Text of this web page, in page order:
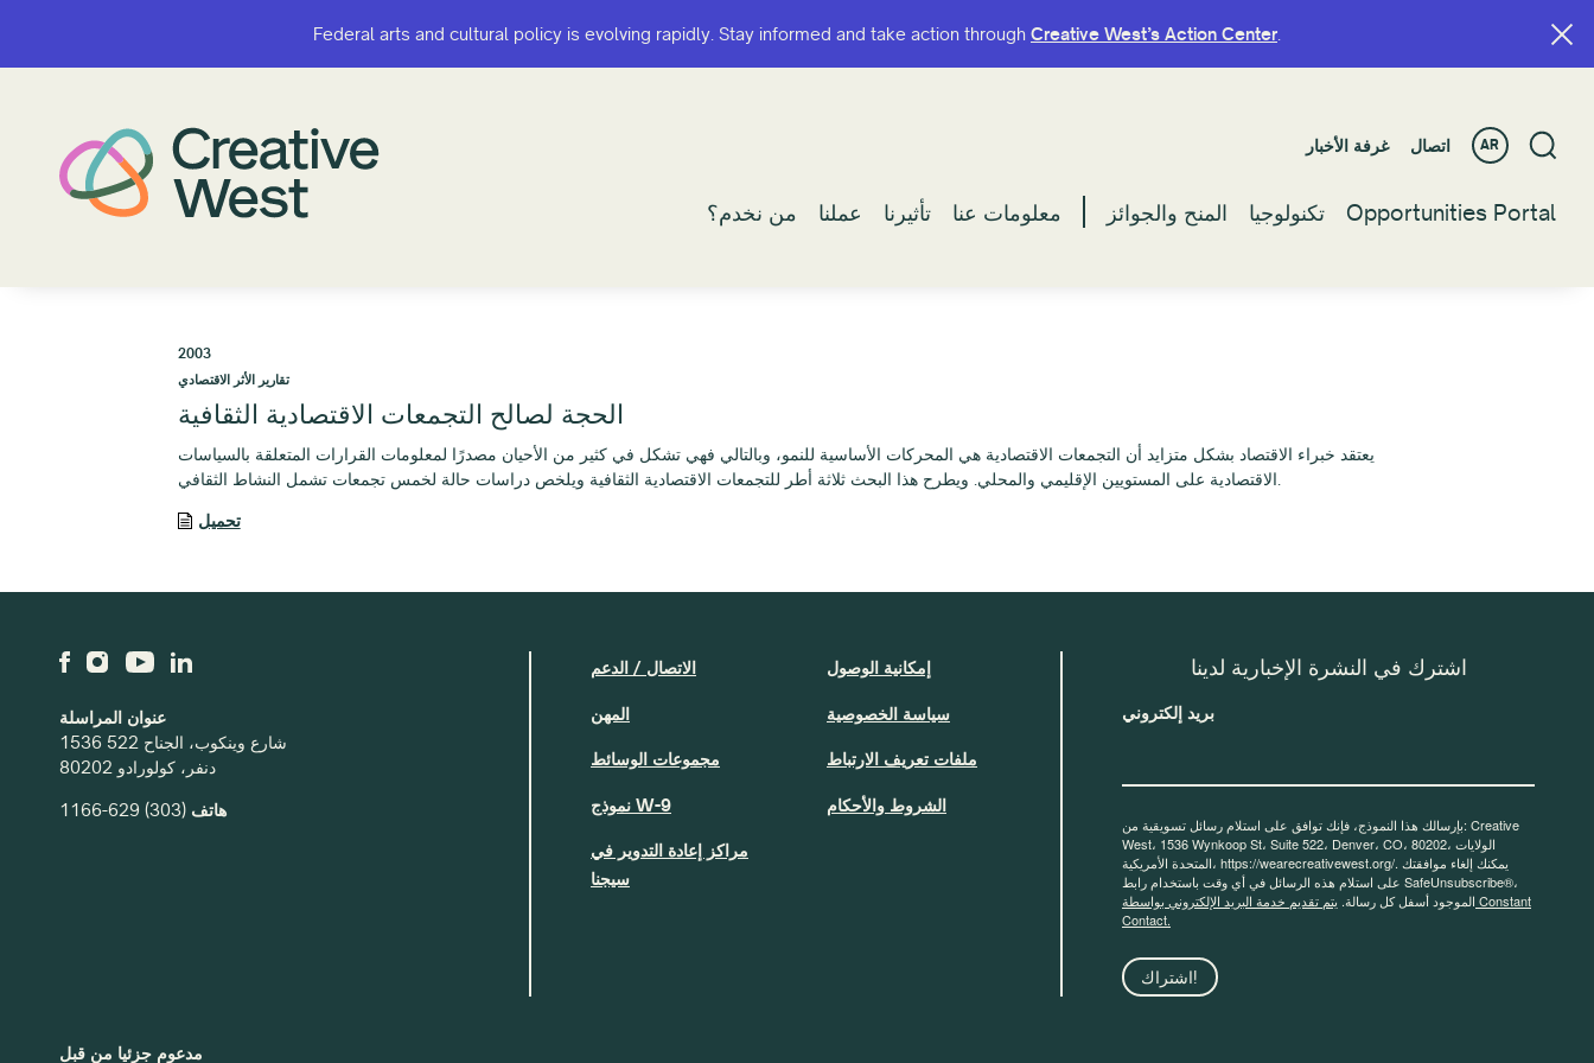
Federal arts and cultural policy is evolving rapidly. Stay informed and take action through Creative West’s Action Center.
غرفة الأخبار اتصال AR
من نخدم؟ عملنا تأثيرنا معلومات عنا المنح والجوائز تكنولوجيا Opportunities Portal
Federal arts and cultural policy is evolving rapidly. Stay informed and take action through Creative West’s Action Center.
غرفة الأخبار اتصال AR
من نخدم؟ عملنا تأثيرنا معلومات عنا المنح والجوائز تكنولوجيا Opportunities Portal
2003
تقارير الأثر الاقتصادي
الحجة لصالح التجمعات الاقتصادية الثقافية
يعتقد خبراء الاقتصاد بشكل متزايد أن التجمعات الاقتصادية هي المحركات الأساسية للنمو، وبالتالي فهي تشكل في كثير من الأحيان مصدرًا لمعلومات القرارات المتعلقة بالسياسات
الاقتصادية على المستويين الإقليمي والمحلي. ويطرح هذا البحث ثلاثة أطر للتجمعات الاقتصادية الثقافية ويلخص دراسات حالة لخمس تجمعات تشمل النشاط الثقافي.
تحميل
عنوان المراسلة
1536 شارع وينكوب، الجناح 522
دنفر، كولورادو 80202
هاتف (303) 629-1166
الاتصال / الدعم
المهن
مجموعات الوسائط
نموذج W-9
مراكز إعادة التدوير في
سيجنا
إمكانية الوصول
سياسة الخصوصية
ملفات تعريف الارتباط
الشروط والأحكام
اشترك في النشرة الإخبارية لدينا
بريد إلكتروني
بإرسالك هذا النموذج، فإنك توافق على استلام رسائل تسويقية من: Creative
West، 1536 Wynkoop St، Suite 522، Denver، CO، 80202، الولايات
المتحدة الأمريكية، https://wearecreativewest.org/. يمكنك إلغاء موافقتك
على استلام هذه الرسائل في أي وقت باستخدام رابط SafeUnsubscribe®،
الموجود أسفل كل رسالة. يتم تقديم خدمة البريد الإلكتروني بواسطة Constant
Contact.
اشتراك!
مدعوم جزئيا من قبل